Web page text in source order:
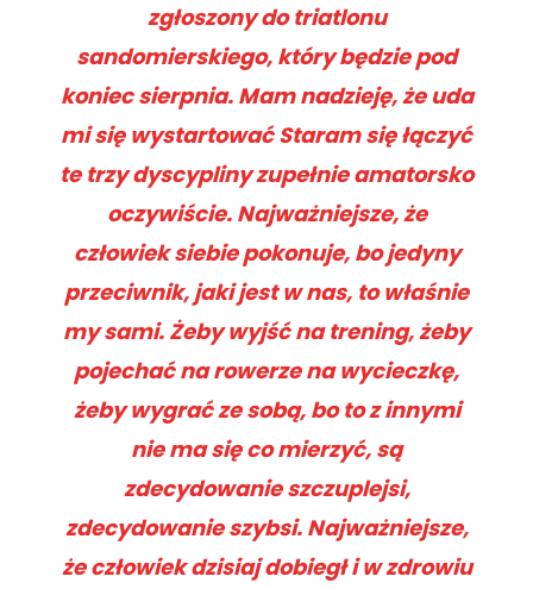
zgłoszony do triatlonu
sandomierskiego, który będzie pod
koniec sierpnia. Mam nadzieję, że uda
mi się wystartować Staram się łączyć
te trzy dyscypliny zupełnie amatorsko
oczywiście. Najważniejsze, że
człowiek siebie pokonuje, bo jedyny
przeciwnik, jaki jest w nas, to właśnie
my sami. Żeby wyjść na trening, żeby
pojechać na rowerze na wycieczkę,
żeby wygrać ze sobą, bo to z innymi
nie ma się co mierzyć, są
zdecydowanie szczuplejsi,
zdecydowanie szybsi. Najważniejsze,
że człowiek dzisiaj dobiegł i w zdrowiu